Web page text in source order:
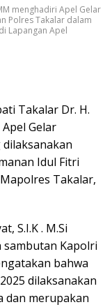
menghadiri Apel Gelar
Polres Takalar dalam
Lapangan Apel
Takalar Dr. H.
Gelar
Idul Fitri
Takalar,
S.I.K . M.Si
sambutan Kapolri
bahwa
dilaksanakan
dan merupakan